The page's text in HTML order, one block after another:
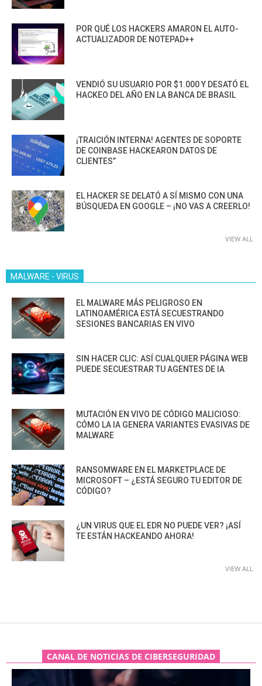
POR QUÉ LOS HACKERS AMARON EL AUTO-
ACTUALIZADOR DE NOTEPAD++
VENDIÓ SU USUARIO POR $1.000 Y DESATÓ EL
HACKEO DEL AÑO EN LA BANCA DE BRASIL
¡TRAICIÓN INTERNA! AGENTES DE SOPORTE
DE COINBASE HACKEARON DATOS DE
CLIENTES”
EL HACKER SE DELATÓ A SÍ MISMO CON UNA
BÚSQUEDA EN GOOGLE – ¡NO VAS A CREERLO!
VIEW ALL
MALWARE - VIRUS
EL MALWARE MÁS PELIGROSO EN
LATINOAMÉRICA ESTÁ SECUESTRANDO
SESIONES BANCARIAS EN VIVO
SIN HACER CLIC: ASÍ CUALQUIER PÁGINA WEB
PUEDE SECUESTRAR TU AGENTES DE IA
MUTACIÓN EN VIVO DE CÓDIGO MALICIOSO:
CÓMO LA IA GENERA VARIANTES EVASIVAS DE
MALWARE
RANSOMWARE EN EL MARKETPLACE DE
MICROSOFT – ¿ESTÁ SEGURO TU EDITOR DE
CÓDIGO?
¿UN VIRUS QUE EL EDR NO PUEDE VER? ¡ASÍ
TE ESTÁN HACKEANDO AHORA!
VIEW ALL
CANAL DE NOTICIAS DE CIBERSEGURIDAD